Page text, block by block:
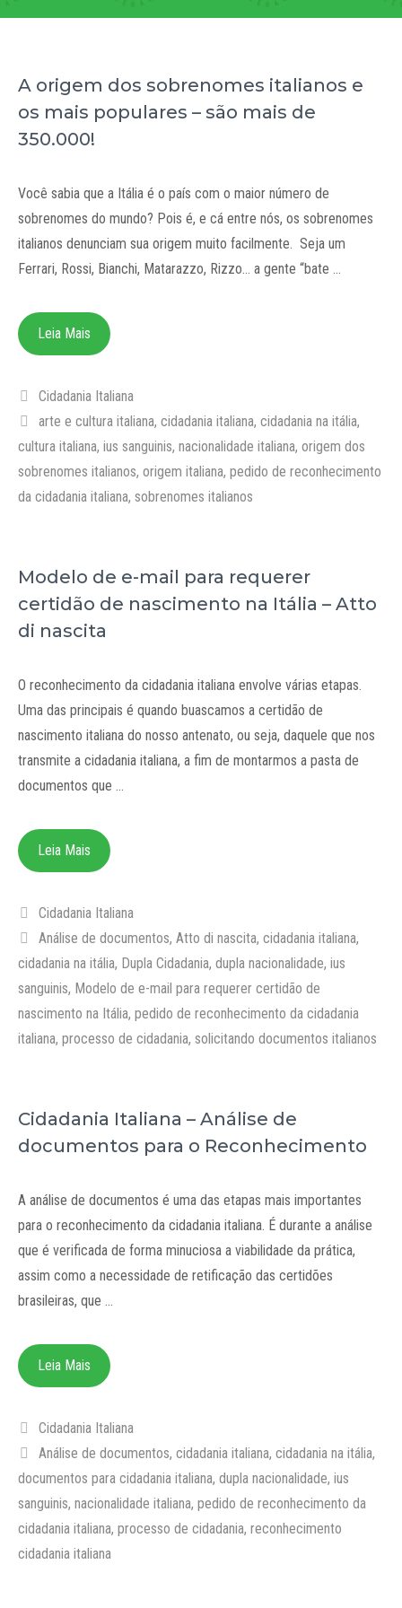
A origem dos sobrenomes italianos e
os mais populares – são mais de
350.000!
Você sabia que a Itália é o país com o maior número de
sobrenomes do mundo? Pois é, e cá entre nós, os sobrenomes
italianos denunciam sua origem muito facilmente. Seja um
Ferrari, Rossi, Bianchi, Matarazzo, Rizzo… a gente “bate …
Leia Mais
Categorias
Cidadania Italiana
Tags
arte e cultura italiana, cidadania italiana, cidadania na itália,
cultura italiana, ius sanguinis, nacionalidade italiana, origem dos
sobrenomes italianos, origem italiana, pedido de reconhecimento
da cidadania italiana, sobrenomes italianos
Modelo de e-mail para requerer
certidão de nascimento na Itália – Atto
di nascita
O reconhecimento da cidadania italiana envolve várias etapas.
Uma das principais é quando buascamos a certidão de
nascimento italiana do nosso antenato, ou seja, daquele que nos
transmite a cidadania italiana, a fim de montarmos a pasta de
documentos que …
Leia Mais
Categorias
Cidadania Italiana
Tags
Análise de documentos, Atto di nascita, cidadania italiana,
cidadania na itália, Dupla Cidadania, dupla nacionalidade, ius
sanguinis, Modelo de e-mail para requerer certidão de
nascimento na Itália, pedido de reconhecimento da cidadania
italiana, processo de cidadania, solicitando documentos italianos
Cidadania Italiana – Análise de
documentos para o Reconhecimento
A análise de documentos é uma das etapas mais importantes
para o reconhecimento da cidadania italiana. É durante a análise
que é verificada de forma minuciosa a viabilidade da prática,
assim como a necessidade de retificação das certidões
brasileiras, que …
Leia Mais
Categorias
Cidadania Italiana
Tags
Análise de documentos, cidadania italiana, cidadania na itália,
documentos para cidadania italiana, dupla nacionalidade, ius
sanguinis, nacionalidade italiana, pedido de reconhecimento da
cidadania italiana, processo de cidadania, reconhecimento
cidadania italiana